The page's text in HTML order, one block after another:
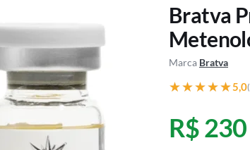
Bratva
Marca Bratva
★★★★★
★★★★★5,0
R$ 230